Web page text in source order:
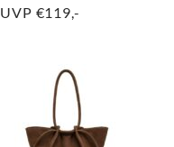
UVP €119,-